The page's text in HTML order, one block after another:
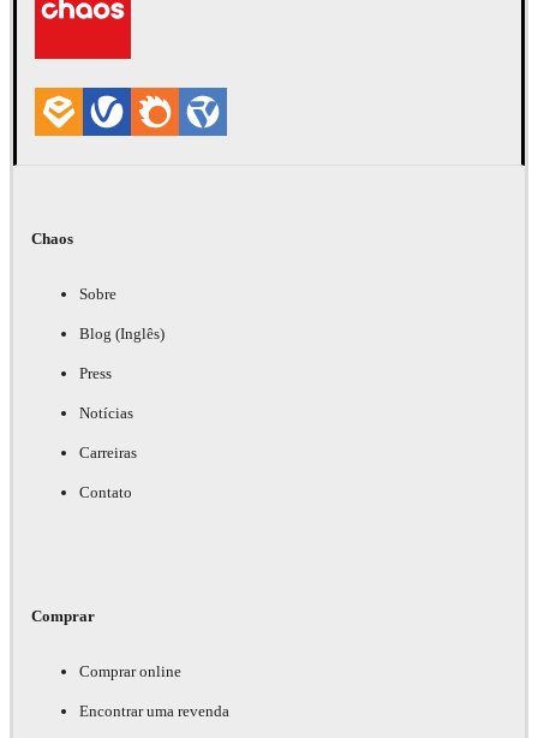
Chaos
Sobre
Blog (Inglês)
Press
Notícias
Carreiras
Contato
Comprar
Comprar online
Encontrar uma revenda